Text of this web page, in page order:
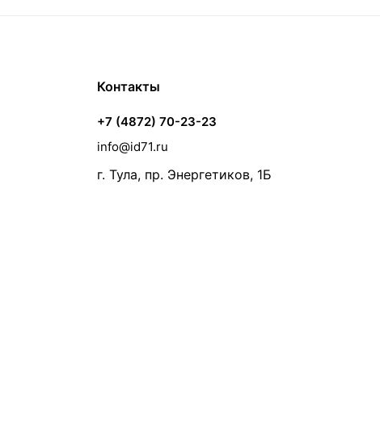
Контакты
+7 (4872) 70-23-23
info@id71.ru
г. Тула, пр. Энергетиков, 1Б